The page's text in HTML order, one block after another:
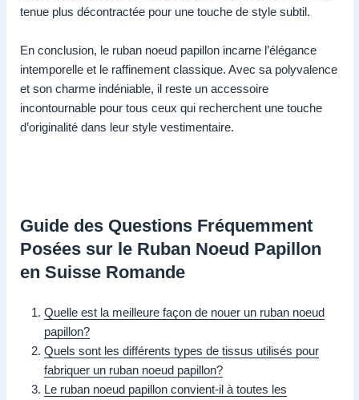
tenue plus décontractée pour une touche de style subtil.
En conclusion, le ruban noeud papillon incarne l’élégance
intemporelle et le raffinement classique. Avec sa polyvalence
et son charme indéniable, il reste un accessoire
incontournable pour tous ceux qui recherchent une touche
d’originalité dans leur style vestimentaire.
Guide des Questions Fréquemment
Posées sur le Ruban Noeud Papillon
en Suisse Romande
Quelle est la meilleure façon de nouer un ruban noeud
papillon?
Quels sont les différents types de tissus utilisés pour
fabriquer un ruban noeud papillon?
Le ruban noeud papillon convient-il à toutes les